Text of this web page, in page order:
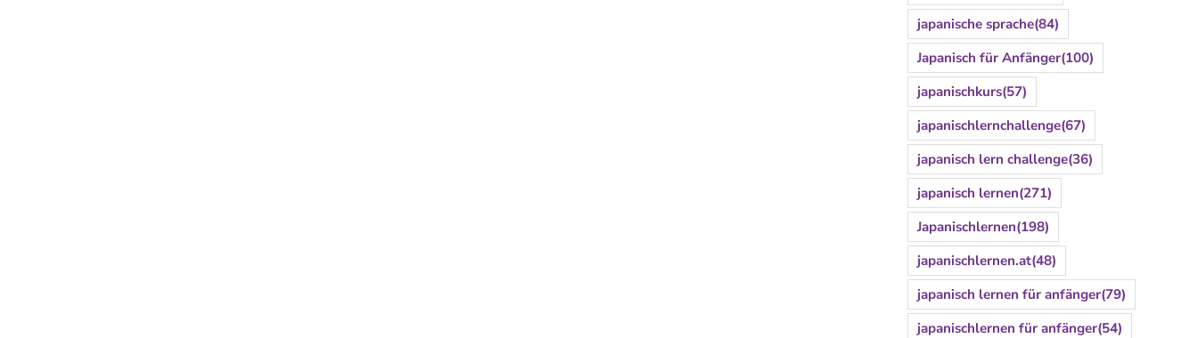
japanische sprache(84)
Japanisch für Anfänger(100)
japanischkurs(57)
japanischlernchallenge(67)
japanisch lern challenge(36)
japanisch lernen(271)
Japanischlernen(198)
japanischlernen.at(48)
japanisch lernen für anfänger(79)
japanischlernen für anfänger(54)